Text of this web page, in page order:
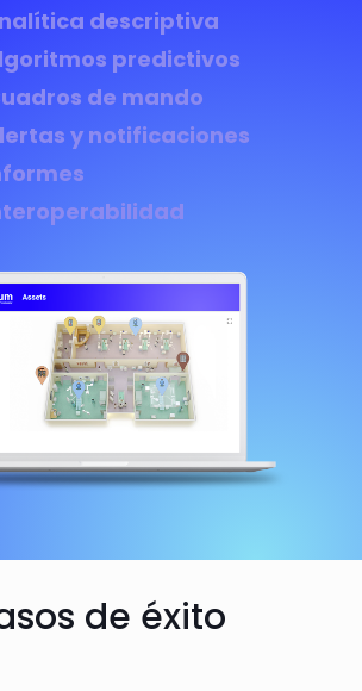
descriptiva
predictivos
de mando
y notificaciones
de éxito